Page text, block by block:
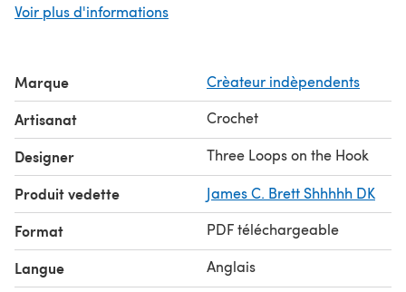
increases/decreases you will find this an easy and
terms - just remember US double crochet (dc) is the
equivalent of UK treble crochet (tr) and the clear chart
helps with stitch placement too even if you are not used
to reading charts.
Voir plus d'informations
Marque Crèateur indèpendents
Artisanat Crochet
Designer Three Loops on the Hook
Produit vedette James C. Brett Shhhhh DK
Format PDF téléchargeable
Langue Anglais